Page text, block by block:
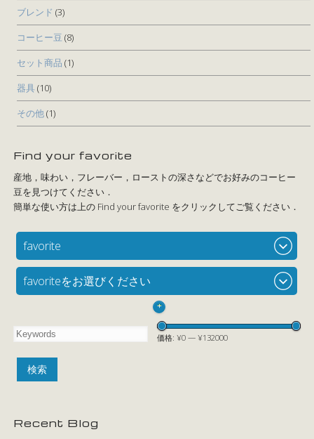
ブレンド (3)
コーヒー豆 (8)
セット商品 (1)
器具(10)
その他(1)
Find your favorite
favorite
favoriteをお選びください
+
価格: ¥0— ¥132000
Recent Blog